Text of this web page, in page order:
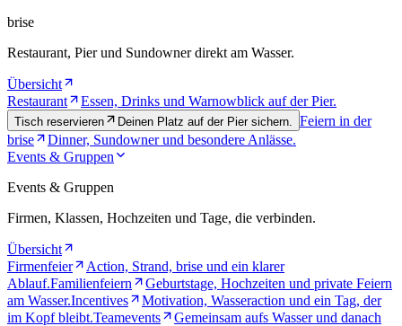
brise
Restaurant, Pier und Sundowner direkt am Wasser.
Übersicht
Restaurant
Essen, Drinks und Warnowblick auf der Pier.
Tisch reservieren Deinen Platz auf der Pier sichern. Feiern in der
brise
Dinner, Sundowner und besondere Anlässe.
Events & Gruppen
Events & Gruppen
Firmen, Klassen, Hochzeiten und Tage, die verbinden.
Übersicht
Firmenfeier
Action, Strand, brise und ein klarer
Ablauf.Familienfeiern
Geburtstage, Hochzeiten und private Feiern
am Wasser.Incentives
Motivation, Wasseraction und ein Tag, der
im Kopf bleibt.Teamevents
Gemeinsam aufs Wasser und danach